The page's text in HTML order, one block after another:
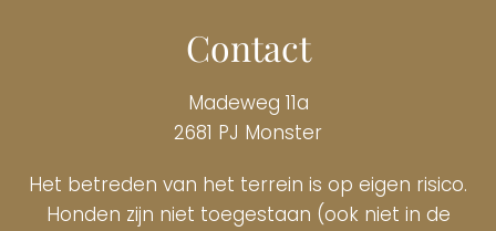
Contact
Madeweg 11a
2681 PJ Monster
Het betreden van het terrein is op eigen risico.
Honden zijn niet toegestaan (ook niet in de